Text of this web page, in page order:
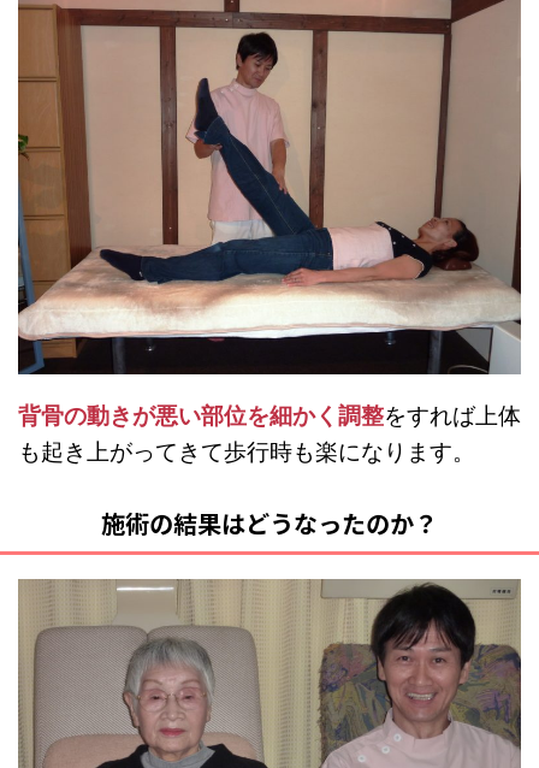
背骨の動きが悪い部位を細かく調整をすれば上体
も起き上がってきて歩行時も楽になります。
施術の結果はどうなったのか？